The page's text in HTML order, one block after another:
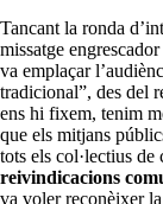
Tancant la ronda
missatge
va emplaçar
tradicional”, des del
ens hi fixem, tenim
que els mitjans
tots els col·lectius
reivindicacions
va voler reconèixer